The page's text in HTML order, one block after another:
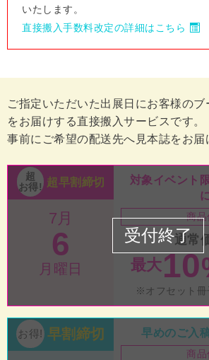
いたします。
直接搬入手数料改定の詳細はこちら
ご指定いただいた出展日にお客様のブ
をお届けする直接搬入サービスです。
事前にご希望の配送先へ見本誌をお届
超早割締切
7月
6
月曜日
対象イベント
商品
通常
最大10
オフセット
早割締切 早めのご入
商品